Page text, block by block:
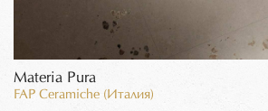
Materia Pura
FAP Ceramiche (Италия)